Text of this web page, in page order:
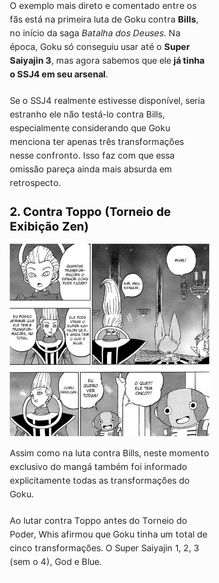
O exemplo mais direto e comentado entre os
fãs está na primeira luta de Goku contra Bills,
no início da saga Batalha dos Deuses. Na
época, Goku só conseguiu usar até o Super
Saiyajin 3, mas agora sabemos que ele já tinha
o SSJ4 em seu arsenal.
Se o SSJ4 realmente estivesse disponível, seria
estranho ele não testá-lo contra Bills,
especialmente considerando que Goku
menciona ter apenas três transformações
nesse confronto. Isso faz com que essa
omissão pareça ainda mais absurda em
retrospecto.
2. Contra Toppo (Torneio de
Exibição Zen)
Assim como na luta contra Bills, neste momento
exclusivo do mangá também foi informado
explicitamente todas as transformações do
Goku.
Ao lutar contra Toppo antes do Torneio do
Poder, Whis afirmou que Goku tinha um total de
cinco transformações. O Super Saiyajin 1, 2, 3
(sem o 4), God e Blue.